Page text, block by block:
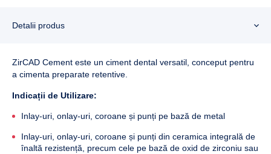
Detalii produs
ZirCAD Cement este un ciment dental versatil, conceput pentru
a cimenta preparate retentive.
Indicații de Utilizare:
Inlay-uri, onlay-uri, coroane și punți pe bază de metal
Inlay-uri, onlay-uri, coroane și punți din ceramica integrală de
înaltă rezistență, precum cele pe bază de oxid de zirconiu sau